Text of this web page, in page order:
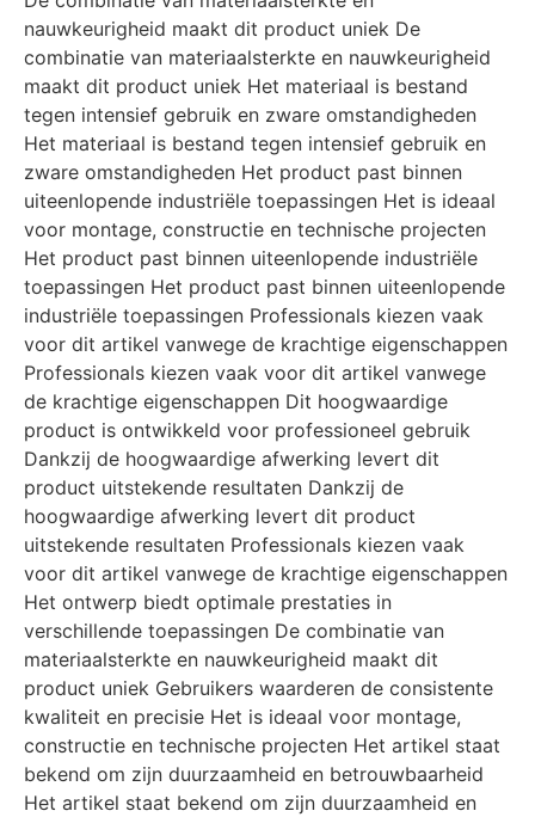
nauwkeurigheid maakt dit product uniek De
combinatie van materiaalsterkte en nauwkeurigheid
maakt dit product uniek Het materiaal is bestand
tegen intensief gebruik en zware omstandigheden
Het materiaal is bestand tegen intensief gebruik en
zware omstandigheden Het product past binnen
uiteenlopende industriële toepassingen Het is ideaal
voor montage, constructie en technische projecten
Het product past binnen uiteenlopende industriële
toepassingen Het product past binnen uiteenlopende
industriële toepassingen Professionals kiezen vaak
voor dit artikel vanwege de krachtige eigenschappen
Professionals kiezen vaak voor dit artikel vanwege
de krachtige eigenschappen Dit hoogwaardige
product is ontwikkeld voor professioneel gebruik
Dankzij de hoogwaardige afwerking levert dit
product uitstekende resultaten Dankzij de
hoogwaardige afwerking levert dit product
uitstekende resultaten Professionals kiezen vaak
voor dit artikel vanwege de krachtige eigenschappen
Het ontwerp biedt optimale prestaties in
verschillende toepassingen De combinatie van
materiaalsterkte en nauwkeurigheid maakt dit
product uniek Gebruikers waarderen de consistente
kwaliteit en precisie Het is ideaal voor montage,
constructie en technische projecten Het artikel staat
bekend om zijn duurzaamheid en betrouwbaarheid
Het artikel staat bekend om zijn duurzaamheid en